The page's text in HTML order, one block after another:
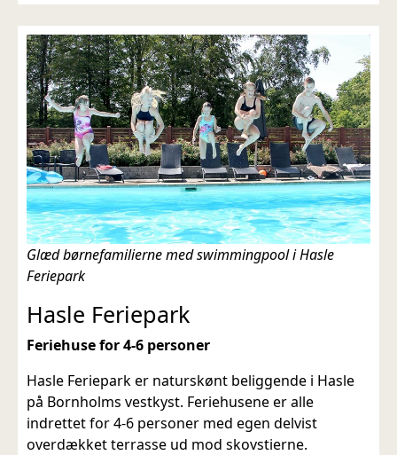
Glæd børnefamilierne med swimmingpool i Hasle
Feriepark
Hasle Feriepark
Feriehuse for 4-6 personer
Hasle Feriepark er naturskønt beliggende i Hasle
på Bornholms vestkyst. Feriehusene er alle
indrettet for 4-6 personer med egen delvist
overdækket terrasse ud mod skovstierne.